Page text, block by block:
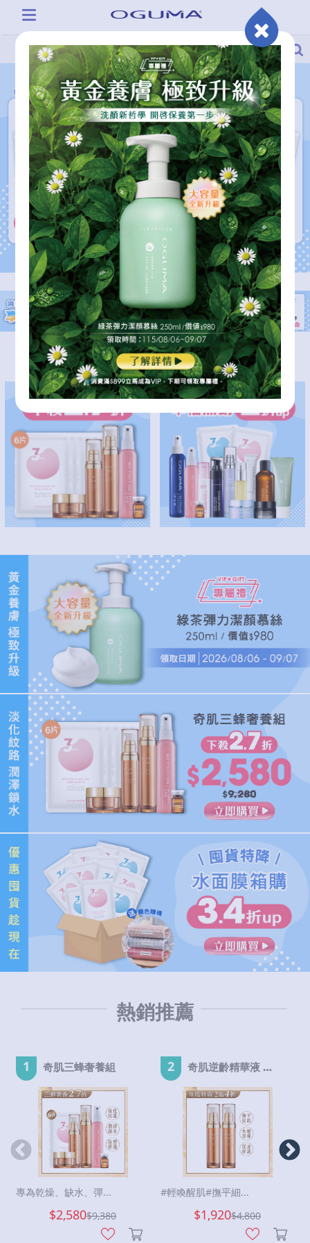
逆齡修護肌底 本檔熱銷
熱銷推薦
1 奇肌三蜂奢養組
專為乾燥、缺水、彈...
$2,580$9,380
2 奇肌逆齡精華液 EX-2瓶
#輕喚醒肌#撫平細...
$1,920$4,800